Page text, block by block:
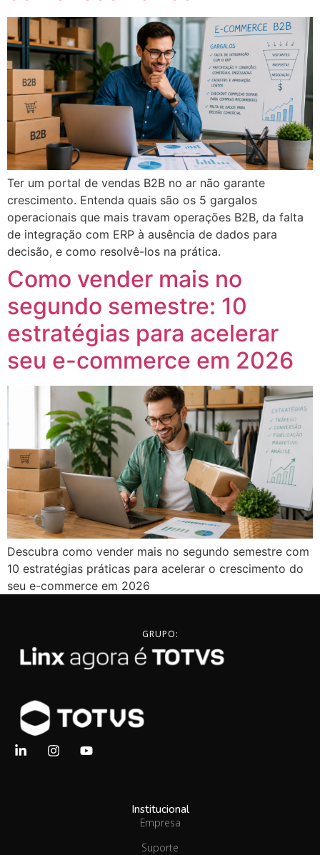
Ter um portal de vendas B2B no ar não garante
crescimento. Entenda quais são os 5 gargalos
operacionais que mais travam operações B2B, da falta
de integração com ERP à ausência de dados para
decisão, e como resolvê-los na prática.
Como vender mais no
segundo semestre: 10
estratégias para acelerar
seu e-commerce em 2026
Descubra como vender mais no segundo semestre com
10 estratégias práticas para acelerar o crescimento do
seu e-commerce em 2026
GRUPO:
Institucional
Empresa
Suporte